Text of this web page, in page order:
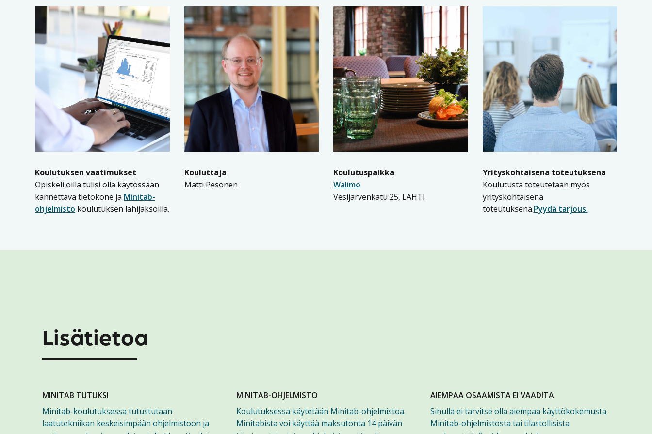
Koulutuksen vaatimukset
Opiskelijoilla tulisi olla käytössään
kannettava tietokone ja Minitab-
ohjelmisto koulutuksen lähijaksoilla.
Kouluttaja
Matti Pesonen
Koulutuspaikka
Walimo
Vesijärvenkatu 25, LAHTI
Yrityskohtaisena toteutuksena
Koulutusta toteutetaan myös
yrityskohtaisena
toteutuksena.Pyydä tarjous.
Lisätietoa
MINITAB TUTUKSI
Minitab-koulutuksessa tutustutaan
laatutekniikan keskeisimpään ohjelmistoon ja
MINITAB-OHJELMISTO
Koulutuksessa käytetään Minitab-ohjelmistoa.
Minitabista voi käyttää maksutonta 14 päivän
AIEMPAA OSAAMISTA EI VAADITA
Sinulla ei tarvitse olla aiempaa käyttökokemusta
Minitab-ohjelmistosta tai tilastollisista